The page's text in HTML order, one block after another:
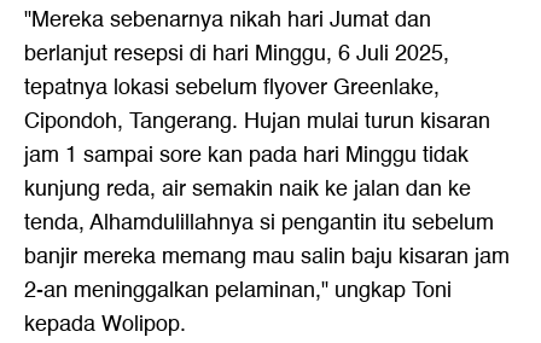
"Mereka sebenarnya nikah hari Jumat dan
berlanjut resepsi di hari Minggu, 6 Juli 2025,
tepatnya lokasi sebelum flyover Greenlake,
Cipondoh, Tangerang. Hujan mulai turun kisaran
jam 1 sampai sore kan pada hari Minggu tidak
kunjung reda, air semakin naik ke jalan dan ke
tenda, Alhamdulillahnya si pengantin itu sebelum
banjir mereka memang mau salin baju kisaran jam
2-an meninggalkan pelaminan," ungkap Toni
kepada Wolipop.